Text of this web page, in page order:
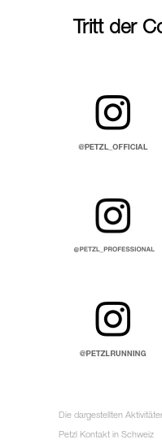
Tritt der
Die dargestellten
Petzl Kontakt in Schweiz